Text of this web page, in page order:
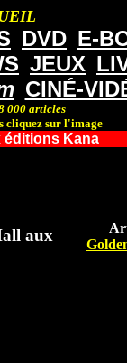
DVD E-
JEUX
CINÉ-
000 articles
cliquez sur l'image
éditions Kana
aux